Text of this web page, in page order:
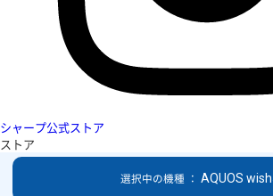
シャープ公式ストア
ストア
選択中の機種 ： AQUOS